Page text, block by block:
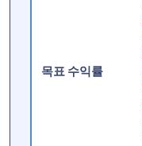
목표 수익률